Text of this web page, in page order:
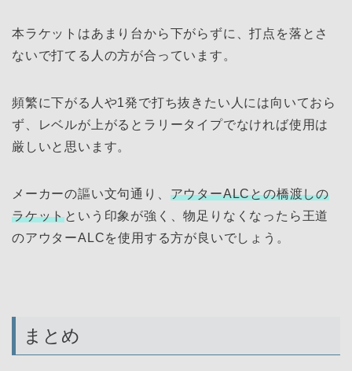
本ラケットはあまり台から下がらずに、打点を落とさ
ないで打てる人の方が合っています。
頻繁に下がる人や1発で打ち抜きたい人には向いておら
ず、レベルが上がるとラリータイプでなければ使用は
厳しいと思います。
メーカーの謳い文句通り、 アウターALCとの橋渡しの
ラケットという印象が強く、物足りなくなったら王道
のアウターALCを使用する方が良いでしょう。
まとめ